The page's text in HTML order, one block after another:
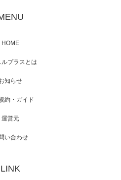
バース」舞台挨拶へマッスルプラ
BS「COOL JAPAN 」にてマッス
HOME
ルプラスとは
知らせ
約・ガイド
運営元
い合わせ
LINK